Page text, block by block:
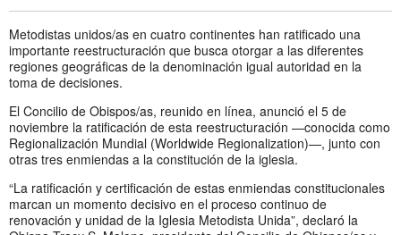
Metodistas unidos/as en cuatro continentes han ratificado una
importante reestructuración que busca otorgar a las diferentes
regiones geográficas de la denominación igual autoridad en la
toma de decisiones.
El Concilio de Obispos/as, reunido en línea, anunció el 5 de
noviembre la ratificación de esta reestructuración —conocida como
Regionalización Mundial (Worldwide Regionalization)—, junto con
otras tres enmiendas a la constitución de la iglesia.
“La ratificación y certificación de estas enmiendas constitucionales
marcan un momento decisivo en el proceso continuo de
renovación y unidad de la Iglesia Metodista Unida”, declaró la